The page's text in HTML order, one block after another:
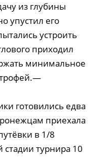
из глубины
упустил его
устроить
приходил
минимальное
готовились едва
приехала
в 1/8
стадии турнира 10